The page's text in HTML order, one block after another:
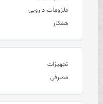
ملزومات دارویی
همکار
تجهیزات
مصرفی